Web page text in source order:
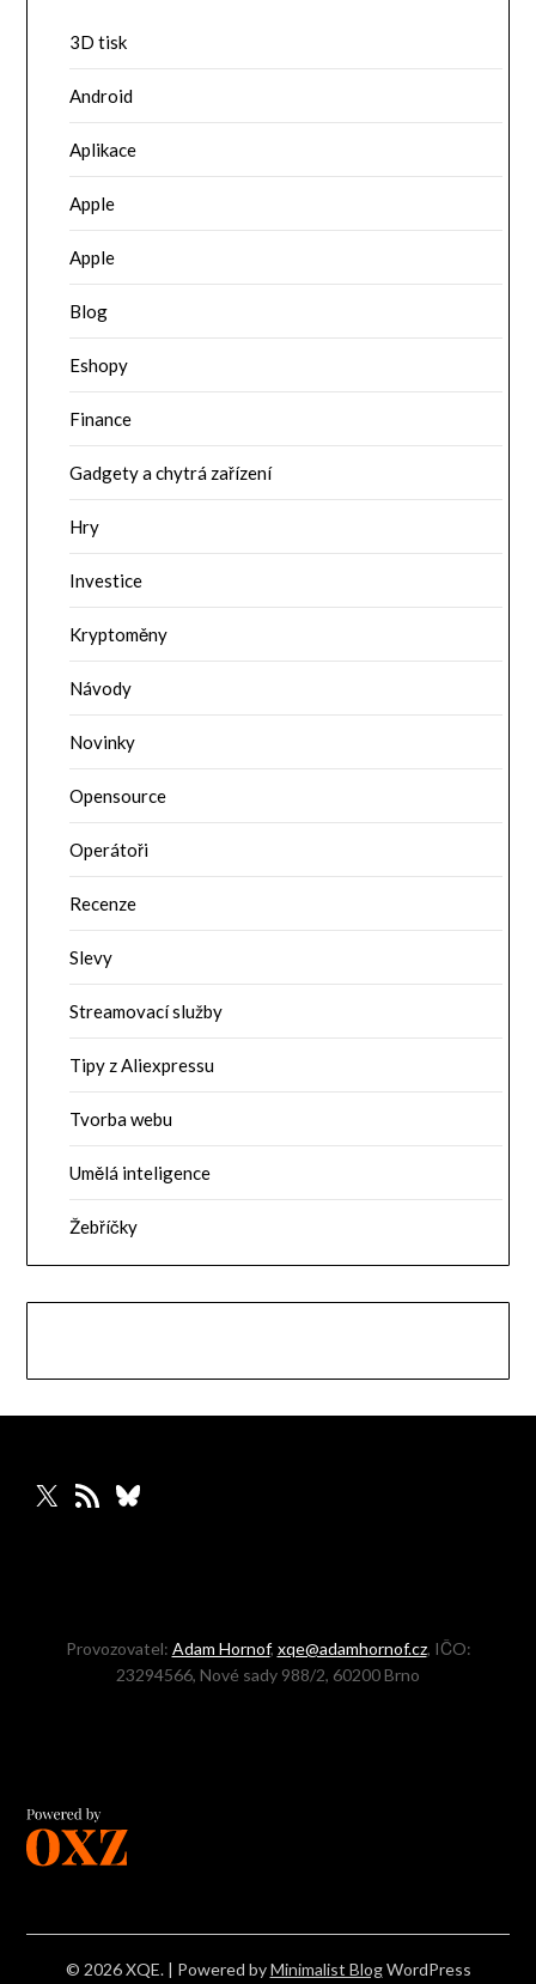
3D tisk
Android
Aplikace
Apple
Apple
Blog
Eshopy
Finance
Gadgety a chytrá zařízení
Hry
Investice
Kryptoměny
Návody
Novinky
Opensource
Operátoři
Recenze
Slevy
Streamovací služby
Tipy z Aliexpressu
Tvorba webu
Umělá inteligence
Žebříčky
X RSS zdrojBluesky
Provozovatel: Adam Hornof, xqe@adamhornof.cz, IČO:
23294566, Nové sady 988/2, 60200 Brno
© 2026 XQE. | Powered byMinimalist BlogWordPress